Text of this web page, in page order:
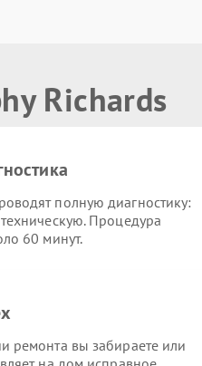
Richards
полную диагностику:
Процедура
60 минут.
ремонта вы забираете или